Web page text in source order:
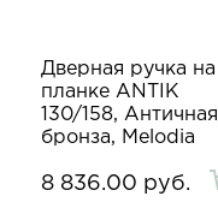
Дверная ручка на
планке ANTIK
130/158, Античная
бронза, Melodia
8 836.00 руб.